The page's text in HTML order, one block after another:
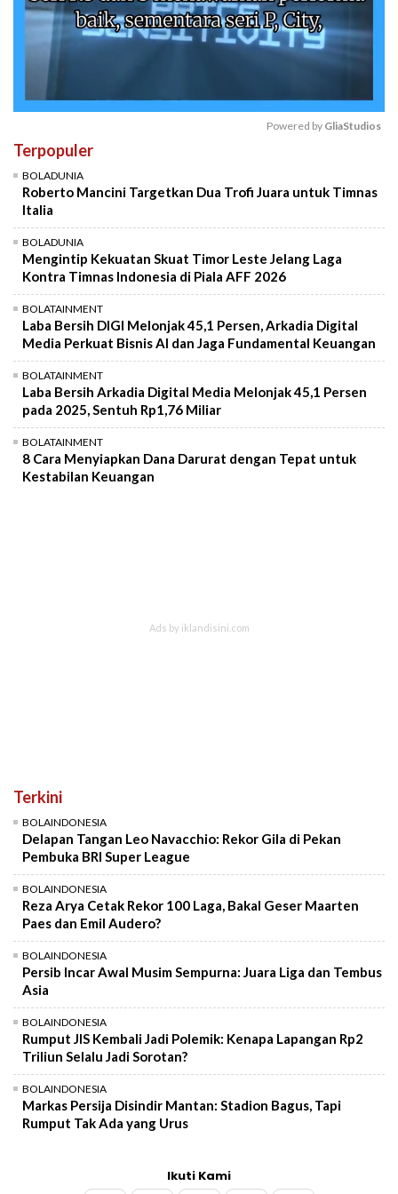
Powered by GliaStudios
Terpopuler
BOLADUNIA
Roberto Mancini Targetkan Dua Trofi Juara untuk Timnas
Italia
BOLADUNIA
Mengintip Kekuatan Skuat Timor Leste Jelang Laga
Kontra Timnas Indonesia di Piala AFF 2026
BOLATAINMENT
Laba Bersih DIGI Melonjak 45,1 Persen, Arkadia Digital
Media Perkuat Bisnis AI dan Jaga Fundamental Keuangan
BOLATAINMENT
Laba Bersih Arkadia Digital Media Melonjak 45,1 Persen
pada 2025, Sentuh Rp1,76 Miliar
BOLATAINMENT
8 Cara Menyiapkan Dana Darurat dengan Tepat untuk
Kestabilan Keuangan
Terkini
BOLAINDONESIA
Delapan Tangan Leo Navacchio: Rekor Gila di Pekan
Pembuka BRI Super League
BOLAINDONESIA
Reza Arya Cetak Rekor 100 Laga, Bakal Geser Maarten
Paes dan Emil Audero?
BOLAINDONESIA
Persib Incar Awal Musim Sempurna: Juara Liga dan Tembus
Asia
BOLAINDONESIA
Rumput JIS Kembali Jadi Polemik: Kenapa Lapangan Rp2
Triliun Selalu Jadi Sorotan?
BOLAINDONESIA
Markas Persija Disindir Mantan: Stadion Bagus, Tapi
Rumput Tak Ada yang Urus
Ikuti Kami